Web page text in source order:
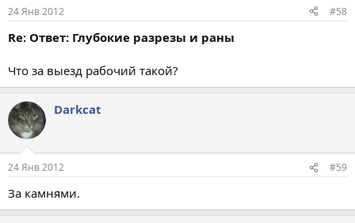
24 Янв 2012 #58
Re: Ответ: Глубокие разрезы и раны
Что за выезд рабочий такой?
Darkcat
24 Янв 2012 #59
За камнями.